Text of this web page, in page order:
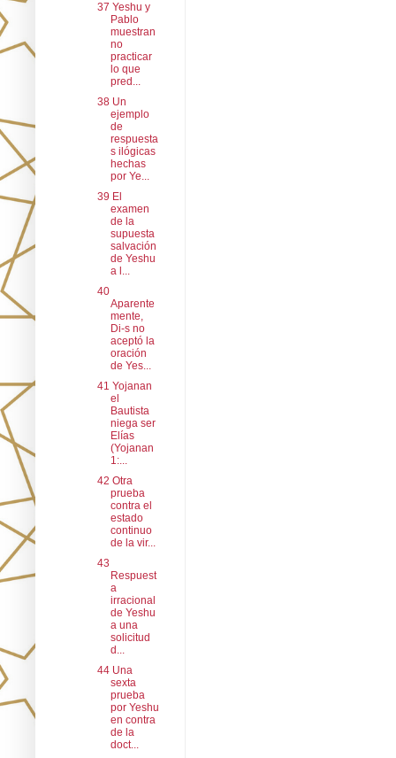
37 Yeshu y
Pablo
muestran
no
practicar
lo que
pred...
38 Un
ejemplo
de
respuesta
s ilógicas
hechas
por Ye...
39 El
examen
de la
supuesta
salvación
de Yeshu
a l...
40
Aparente
mente,
Di-s no
aceptó la
oración
de Yes...
41 Yojanan
el
Bautista
niega ser
Elías
(Yojanan
1:...
42 Otra
prueba
contra el
estado
continuo
de la vir...
43
Respuest
a
irracional
de Yeshu
a una
solicitud
d...
44 Una
sexta
prueba
por Yeshu
en contra
de la
doct...